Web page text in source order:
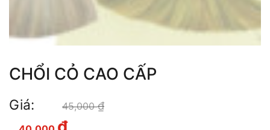
CHỔI CỎ CAO CẤP
Giá: 45,000₫